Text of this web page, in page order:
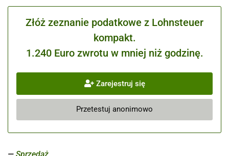
Złóż zeznanie podatkowe z Lohnsteuer
kompakt.
1.240 Euro zwrotu w mniej niż godzinę.
Zarejestruj się
Przetestuj anonimowo